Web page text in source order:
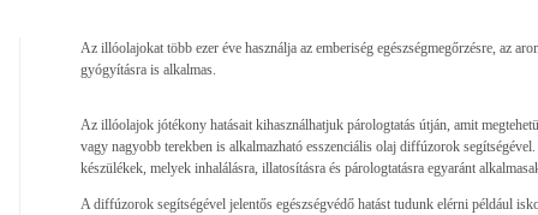
Az illóolajokat több ezer éve használja az emberiség egészségmegőrzésre, az
gyógyításra is alkalmas.
Az illóolajok jótékony hatásait kihasználhatjuk párologtatás útján, amit
vagy nagyobb terekben is alkalmazható esszenciális olaj diffúzorok
készülékek, melyek inhalálásra, illatosításra és párologtatásra egyaránt
A diffúzorok segítségével jelentős egészségvédő hatást tudunk elérni például